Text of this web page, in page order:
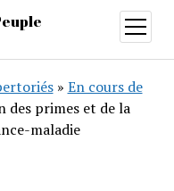
ouvrir
menu
» En cours de
des primes et de la
maladie